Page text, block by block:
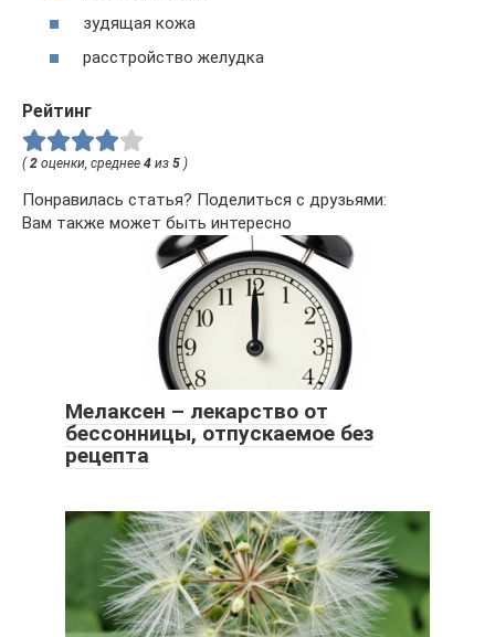
зудящая кожа
расстройство желудка
Рейтинг
( 2 оценки, среднее 4 из 5 )
Понравилась статья? Поделиться с друзьями:
Вам также может быть интересно
Мелаксен – лекарство от
бессонницы, отпускаемое без
рецепта